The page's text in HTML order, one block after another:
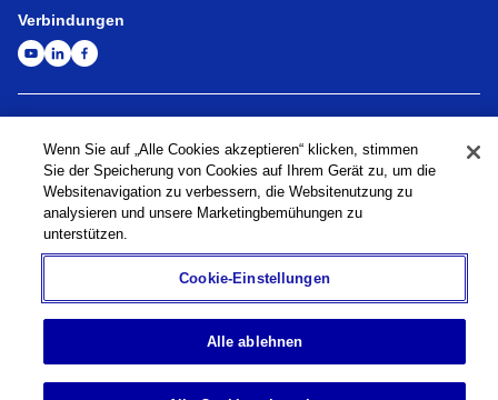
Verbindungen
Cookie-Richtlinie
Nutzungsbedingungen Sitemap Zur globalen Website
©1995-2026Brother Industries, Ltd. All Rights Reserved.
Wenn Sie auf „Alle Cookies akzeptieren“ klicken, stimmen
Sie der Speicherung von Cookies auf Ihrem Gerät zu, um die
Websitenavigation zu verbessern, die Websitenutzung zu
analysieren und unsere Marketingbemühungen zu
unterstützen.
Cookie-Einstellungen
Alle ablehnen